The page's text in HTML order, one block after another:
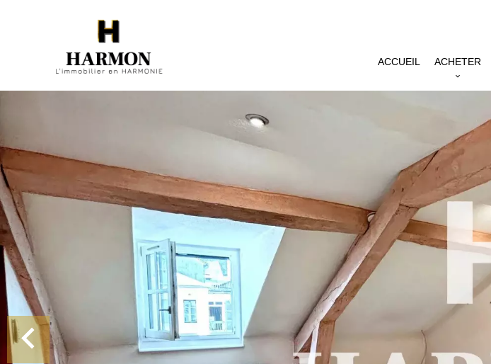
ACCUEIL ACHETER